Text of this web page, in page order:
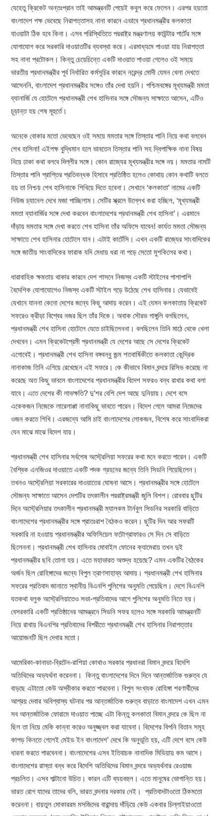
যেহেতু ক্রিকেট অন্তঃপ্রান তাই আমন্ত্রনটি পেয়েই কবুল করে ফেলেন। এরপর হয়তো
বাংলাদেশ পক্ষ ভেবেছে নিরাপত্তাসহ নানা কারনে এভাবে প্রধানমন্ত্রীর কলকাতা
যাওয়াটা ঠিক হবে কিনা। এসব পরিস্থিতিতে পররাষ্ট্র মন্ত্রণালয় কাউন্টার পার্টের সঙ্গে
যোগাযোগ করে সরকারি দাওয়াতটির ব্যবস্থা করে। এরমাধ্যমে পাওয়া যায় নিরাপত্তা
সহ নানা প্রটোকল। কিন্তু চেয়েচিন্তে একটি দাওয়াত পাওয়া গেলেও ওই সময়ে
ভারতীয় প্রধানমন্ত্রীর পূর্ব নির্ধারিত কর্মসূচির কারনে নরেন্দ্র মোদী যেমন খেলা দেখতে
আসেননি, বাংলাদেশ প্রধানমন্ত্রীর সঙ্গেও তাঁর দেখা হয়নি। পশ্চিমবঙ্গের মূখ্যমন্ত্রী মমতা
ব্যানার্জি যে হোটেলে প্রধানমন্ত্রী শেখ হাসিনার সঙ্গে সৌজন্য সাক্ষাতে আসেন, এটিও
চূড়ান্ত হয় শেষ মূহুর্তে।
অনেকে বোকার মতো ভেবেছেন ওই সময়ে মমতার সঙ্গে তিস্তার পানি নিয়ে কথা বলবেন
শেখ হাসিনা! এইপক্ষ বুদ্ধিমান হলে ভাবতেন তিস্তার পানি সহ দ্বিপাক্ষিক নানা বিষয়
নিয়ে ঢাকা কথা বলবে দিল্লীর সঙ্গে। কোন রাজ্যের মূখ্যমন্ত্রীর সঙ্গে নয়। মমতার নামটি
তিস্তার পানি প্রাপ্তির প্রতিবন্ধক হিসাবে প্রতিষ্ঠিত হলেও কোথায় কোন কথাটি বলতে
হয় তা নিশ্চয় শেখ হাসিনাকে শিখিয়ে দিতে হবেনা। সেখানে ‘কলকাতা’ নামের একটি
নিউজ চ্যানেল দেখে মজা পাচ্ছিলাম। সেটির স্ক্রলে উল্লেখ করা হচ্ছিল, ‘মূখ্যমন্ত্রী
মমতা ব্যানার্জির সঙ্গে দেখা করবেন বাংলাদেশের প্রধানমন্ত্রী শেখ হাসিনা’। এরমানে
দাঁড়ায় মমতার সঙ্গে দেখা করতে শেখ হাসিনা তাঁর অফিসে যাবেন! কার্যত মমতা সৌজন্য
সাক্ষাতে শেখ হাসিনার হোটেলে যান। এটাই কার্টেসি। এখন একটি রাজ্যের সাংবাদিকের
সঙ্গে জাতীয় সাংবাদিকের ফারাক যদি মেধায় ধরা না পড়ে সেতো মুশকিলের কথা।
ধারাবাহিক ক্ষমতায় থাকার কারনে দেশ শাসনে নিজস্ব একটি স্টাইলের পাশাপাশি
বৈদেশিক যোগাযোগেও নিজস্ব একটি স্টাইল গড়ে উঠেছে শেখ হাসিনার। যেভাবেই
যেখানে যাননা কেনো দেশের জন্যে কিছু আদায় করেন। এই যেমন কলকাতায় ক্রিকেট
সফরেও ক্রীড়া বিশ্বের নজর ছিল তাঁর দিকে। অবাক সৌরভ গাঙ্গুলি বলছিলেন,
প্রধানমন্ত্রী শেখ হাসিনা হোটেলে যেতে চাইছিলেননা। বলছিলেন তিনি মাঠে থেকে খেলা
দেখবেন। এমন ক্রিকেটপ্রেমী প্রধানমন্ত্রী যে দেশের আছে সে দেশের ক্রিকেট
এগোবেই। প্রধানমন্ত্রী শেখ হাসিনা বঙ্গবন্ধু জন্ম শতবার্ষিকীতে কলকাতা কেন্দ্রিক
নানাকাজ তিনি এগিয়ে রেখেছেন এই সফরে। কে কীভাবে বিমান বন্দরে রিসিভ করেছে না
করেছে অত কিছু ভাবলে বাংলাদেশের প্রধানমন্ত্রীর বিদেশ সফরও বন্ধ রাখার কথা বলা
যাবে। এতে দেশের কী লাভক্ষতি? দু’শর বেশি দেশ আছে দুনিয়ায়। দেশে বসে
একেকজন নিজেকে লারেলাপ্পা নানাকিছু ভাবতে পারেন। বিদেশ গেলে আমরা নিজেদের
ওজন করতে শিখি। এরজন্যে আমি চাই বাংলাদেশের লোকজন, বিশেষ করে সাংবাদিকরা
যেন মাঝে মাঝে বিদেশ যায়।
প্রধানমন্ত্রী শেখ হাসিনার সর্বশেষ অস্ট্রেলিয়া সফরের কথা মনে করতে পারেন। একটি
বৈশ্বিক এনজিওর দাওয়াতে একটি পদক গ্রহনের জন্যে তিনি সিডনি গিয়েছিলেন।
তখনও অস্ট্রেলিয়া সরকারের দাওয়াতের ঘোষনা আসে। প্রধানমন্ত্রীর সঙ্গে হোটেলে
সৌজন্য সাক্ষাতে আসেন দেশটির তৎকালীন পররাষ্ট্রমন্ত্রী জুলি বিশপ। রোববার ছুটির
দিনে অস্ট্রেলিয়ার তৎকালীন প্রধানমন্ত্রী ম্যালকম টার্নবুল সিডনির সরকারি বাড়িতে
বাংলাদেশের প্রধানমন্ত্রীর সঙ্গে প্রাতঃরাশ বৈঠকও করেন। ছুটির দিন আর সফরটি
সরকারি না হওয়ায় প্রধানমন্ত্রীর অফিসিয়েল ফটোগ্রাফারও সে দিন সে বাড়িতে
ছিলেননা। প্রধানমন্ত্রী শেখ হাসিনার মোবাইল ফোনের ক্যামেরায় তখন দুই
প্রধানমন্ত্রীর ছবি তোলা হয়। এতে মহাভারত অশুদ্ধ হয়েছে? এমন একটির বৈঠকের
অর্জন ছিল রোহিঙ্গাদের জন্যে বিপুল ত্রাণসাহায্য আদায়। প্রধানমন্ত্রী শেখ হাসিনার
সফরের প্রতিবাদ জানাতে স্থানীয় বিএনপি পুলিশের অনুমতি পেয়েছিল। দেশে বিএনপি
যতকথা বলুক অস্ট্রেলিয়াতেও সভা-প্রতিবাদের আগে পুলিশের অনুমতি নিতে হয়।
বেসরকারি একটি প্রতিষ্ঠানের আমন্ত্রনে সিডনি সফর হলেও সঙ্গে সরকারি আমন্ত্রনটি
নিয়ে রাখায় বিএনপির প্রতিবাদের বিপরীতে প্রধানমন্ত্রী শেখ হাসিনার নিরাপত্তার
আয়োজনটি ছিল দেখার মতো।
আমেরিকা-কানাডা-ব্রিটেন-রাশিয়া কোথাও সরকার প্রধানরা বিমান বন্দরে বিদেশি
অতিথিদের অভ্যর্থনা করেননা। কিন্তু বাংলাদেশের দিনে দিনে আন্তর্জাতিক গুরুত্ব যে
বাড়ছে এটাতো কেউ অস্বীকার করতে পারবেনা। বিপুল সংখ্যক রোহিঙ্গা শরণার্থীদের
আশ্রয় দেবার অবিশ্বাস্য ঘটনার পর আন্তর্জাতিক গুরুত্ব বাড়াতে বাংলাদেশ এখন এমন
সব আন্তর্জাতিক ফোরামে দাওয়াত পাচ্ছে এটা কিন্তু কলকাতা বিমান বন্দরে কে ছিল না
ছিল তা নিয়ে মেকি কান্না করেও অনুজ্জ্বল করা যাবেনা। বিদেশের বিপনি বিতান সমূহ
কাপড় কিনতে গেলেই মেইড ইন বাংলাদেশ’ দেখে কি অনুভূতি হয়, এটি দেশে বসে কেউ
ধারনা করতে পারবেননা। বাংলাদেশের এসব ইতিবাচক নানাদিক মিডিয়ায় কম আসে।
বাংলাদেশের রাস্তা বন্ধ করে বিদেশি অতিথিদের বিমান বন্দরে অভ্যর্থনার রেওয়াজ
প্রচলিত। এসব পাল্টানো উচিত। কারন এটি ব্যয়বহুল। এতে মানুষের ভোগান্তি হয়।
ভারত রোগ যাদের তাদের বলি, ভারত বন্দনার দরকার নেই। প্রতিবাদটাওতো ঠিকমতো
করেননা। বায়তুল মোকাররম মসজিদের বারান্দায় দাঁড়িয়ে কেউ একবার চিল্লাইয়াওতো